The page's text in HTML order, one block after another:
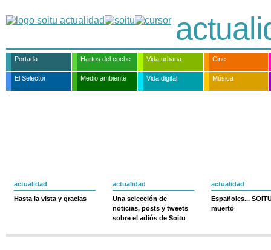
Portada Hartos del coche Vida urbana Cine
El Selector Medio ambiente Vida digital Música
actualidad
Hasta la vista y gracias
actualidad
Una selección de
noticias, posts y tweets
sobre el adiós de Soitu
actualidad
Españoles...
muerto